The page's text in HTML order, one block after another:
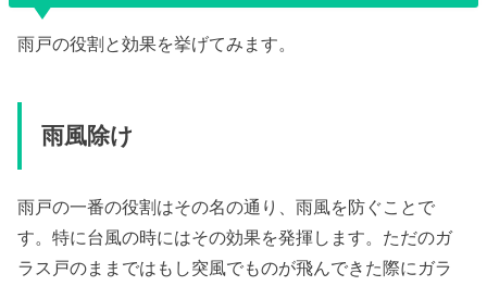
雨戸の役割と効果を挙げてみます。
雨風除け
雨戸の一番の役割はその名の通り、雨風を防ぐことで
す。特に台風の時にはその効果を発揮します。ただのガ
ラス戸のままではもし突風でものが飛んできた際にガラ